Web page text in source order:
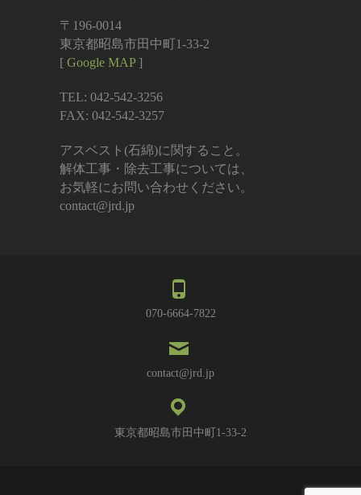
〒196-0014
東京都昭島市田中町1-33-2
[ Google MAP]
TEL: 042-542-3256
FAX: 042-542-3257
アスベスト(石綿)に関すること。
解体工事・除去工事については、
お気軽にお問い合わせください。
contact@jrd.jp
070-6664-7822
contact@jrd.jp
東京都昭島市田中町1-33-2